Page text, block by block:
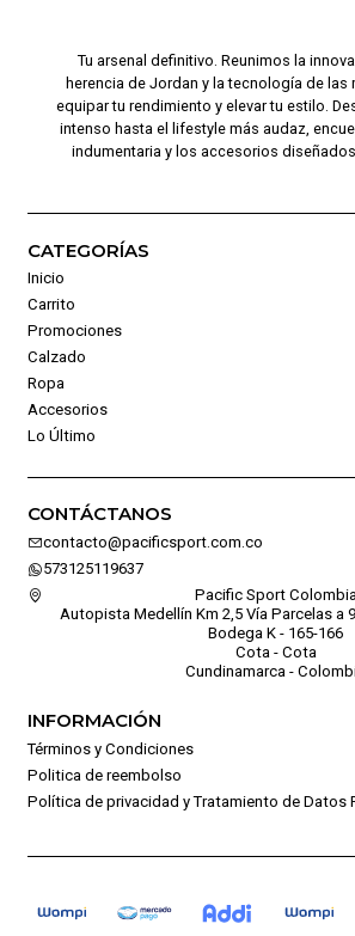
Tu arsenal definitivo. Reunimos la
herencia de Jordan y la tecnología de las
equipar tu rendimiento y elevar tu estilo.
intenso hasta el lifestyle más audaz,
indumentaria y los accesorios
CATEGORÍAS
Inicio
Carrito
Promociones
Calzado
Ropa
Accesorios
Lo Último
CONTÁCTANOS
contacto@pacificsport.com.co
573125119637
Pacific Sport Colombia
Autopista Medellín Km 2,5 Vía Parcelas a
Bodega K - 165-166
Cota - Cota
Cundinamarca -
INFORMACIÓN
Términos y Condiciones
Politica de reembolso
Política de privacidad y Tratamiento de Datos